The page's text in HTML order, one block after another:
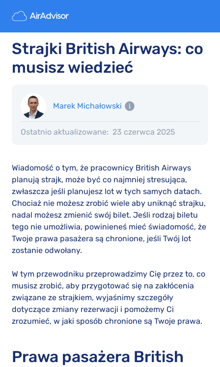
Strajki British Airways: co
musisz wiedzieć
Marek Michałowski
Ostatnio aktualizowane: 23 czerwca 2025
Wiadomość o tym, że pracownicy British Airways
planują strajk, może być co najmniej stresująca,
zwłaszcza jeśli planujesz lot w tych samych datach.
Chociaż nie możesz zrobić wiele aby uniknąć strajku,
nadal możesz zmienić swój bilet. Jeśli rodzaj biletu
tego nie umożliwia, powinieneś mieć świadomość, że
Twoje prawa pasażera są chronione, jeśli Twój lot
zostanie odwołany.
W tym przewodniku przeprowadzimy Cię przez to, co
musisz zrobić, aby przygotować się na zakłócenia
związane ze strajkiem, wyjaśnimy szczegóły
dotyczące zmiany rezerwacji i pomożemy Ci
zrozumieć, w jaki sposób chronione są Twoje prawa.
Prawa pasażera British